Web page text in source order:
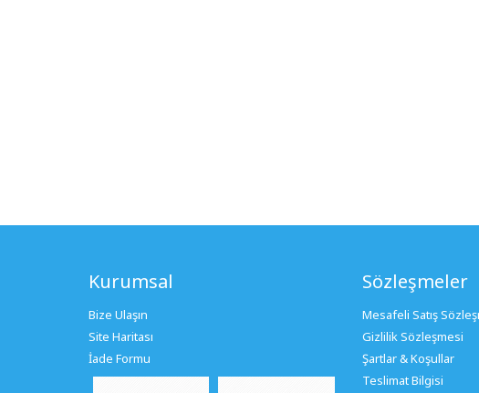
Kurumsal
Bize Ulaşın
Site Haritası
İade Formu
Sözleşmeler
Mesafeli Satış
Gizlilik Sözleşmesi
Şartlar & Koşullar
Teslimat Bilgisi